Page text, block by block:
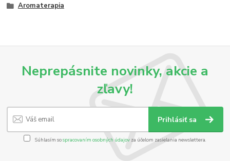
Aromaterapia
Neprepásnite novinky, akcie a
zľavy!
Prihlásiť sa
Súhlasím sospracovaním osobných údajov za účelom zasielania newslettera.